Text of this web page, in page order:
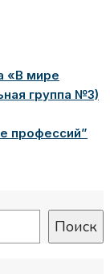
«В мире
группа №3)
профессий”
Поиск